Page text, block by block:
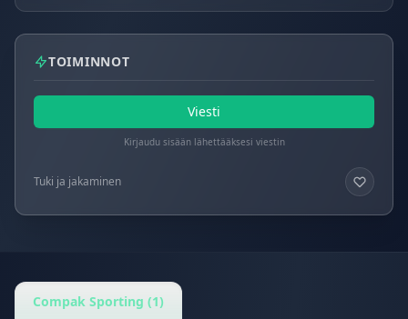
TOIMINNOT
Viesti
Kirjaudu sisään lähettääksesi viestin
Tuki ja jakaminen
Compak Sporting (1)